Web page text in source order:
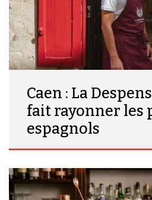
Caen : La
fait rayonner les
espagnols